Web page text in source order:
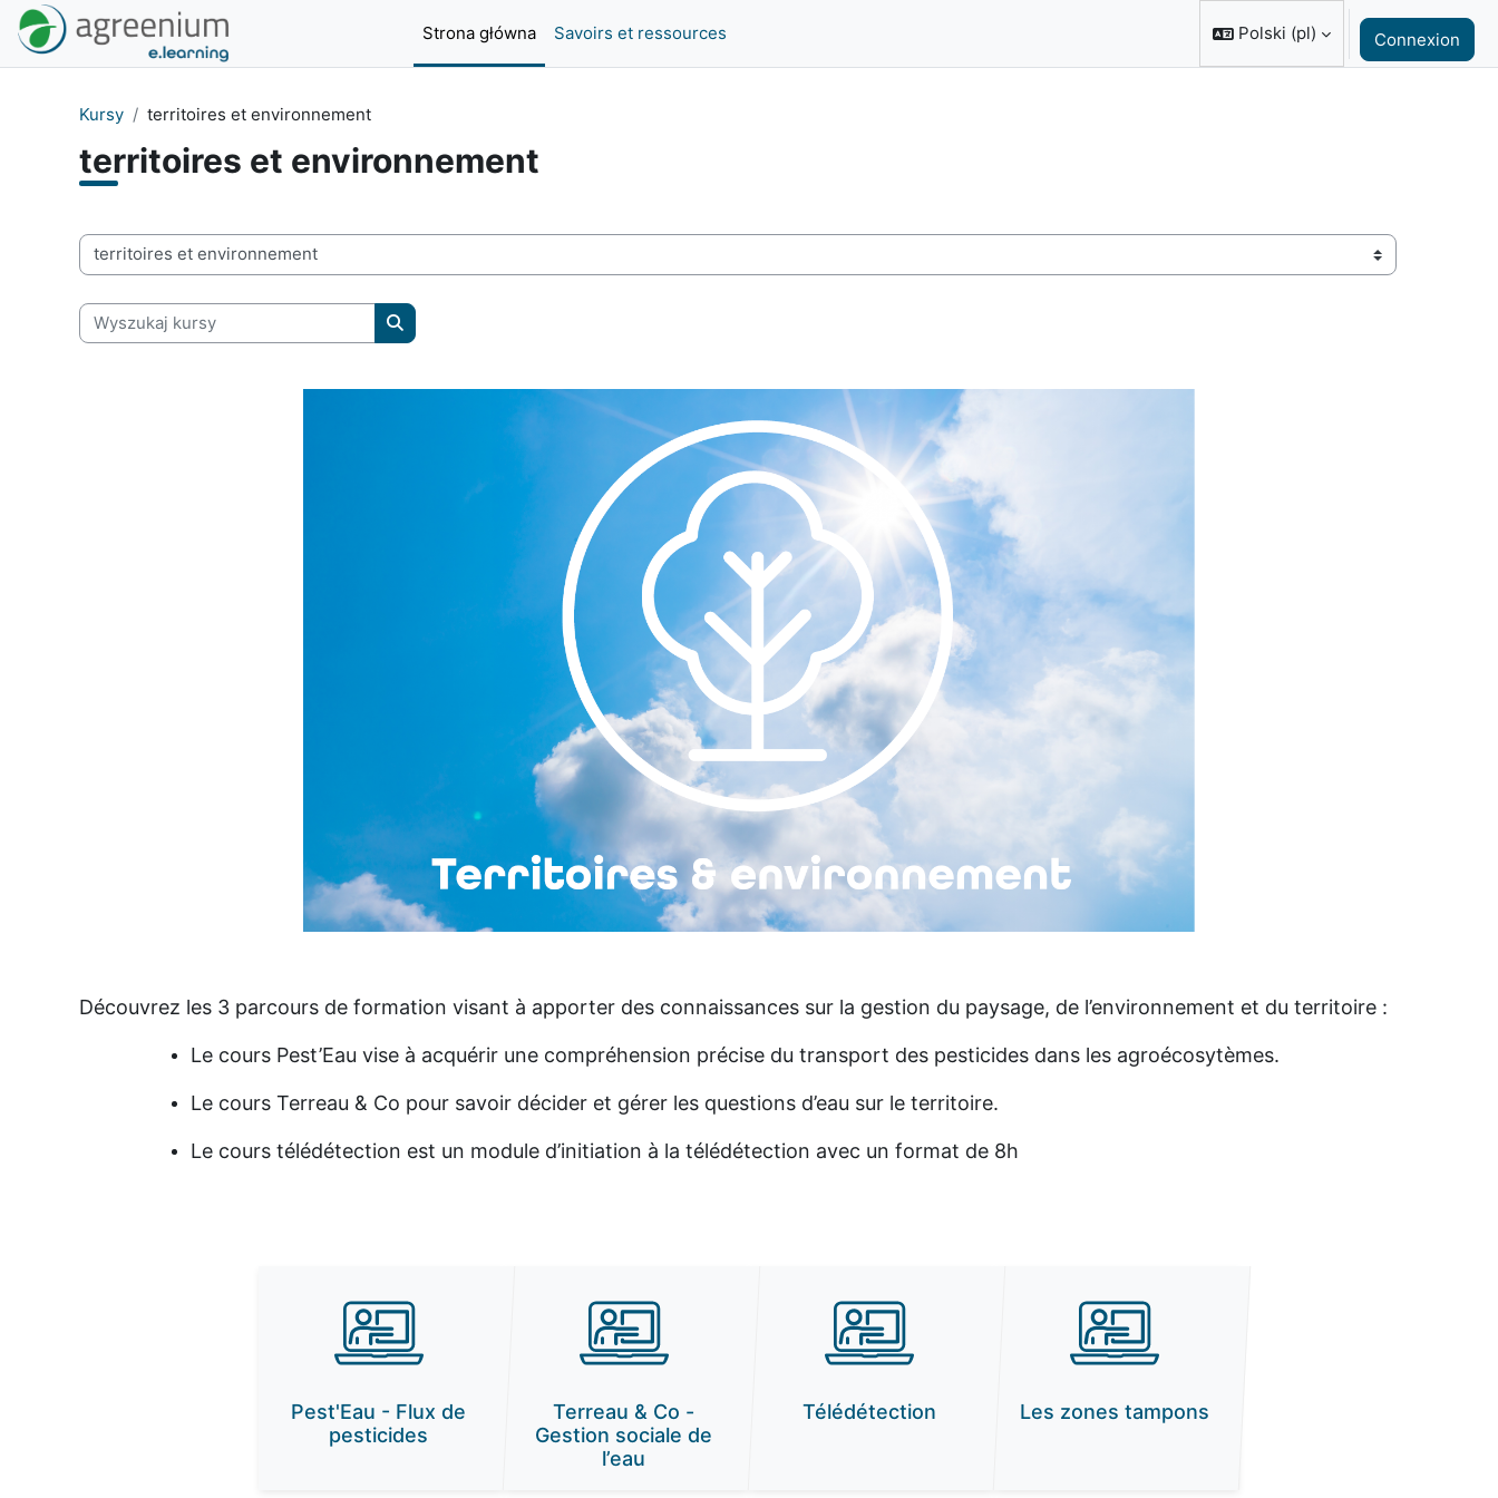
Przejdź do głównej zawartości
Strona główna
Savoirs et ressources Polski ‎(pl)‎ Connexion
Kursy territoires et environnement
territoires et environnement
Kategorie kursów
Wyszukaj kursy
Wyszukaj kursy
Découvrez les 3 parcours de formation visant à apporter des connaissances sur la gestion du paysage, de l’environnement et du territoire :
Le cours Pest’Eau vise à acquérir une compréhension précise du transport des pesticides dans les agroécosytèmes.
Le cours Terreau & Co pour savoir décider et gérer les questions d’eau sur le territoire.
Le cours télédétection est un module d’initiation à la télédétection avec un format de 8h
Pest'Eau - Flux de
pesticides
Terreau & Co -
Gestion sociale de
l’eau
Télédétection Les zones tampons